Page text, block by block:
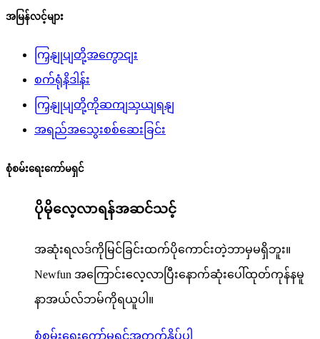
အမြန်လင့်များ
ကြှနျုပျတို့အကွောငျး
စက်ရုံနိဒါန်း
ကြှနျုပျတို့ကိုဆကျသှယျရနျ
အရည်အသွေးစစ်ဆေးခြင်း
စုံစမ်းရေးကော်မရှင်
ပိုမိုလေ့လာရန်အဆင်သင့်
အဆုံးရလဒ်ကိုမြင်ခြင်းထက်ပိုကောင်းတဲ့ဘာမှမရှိဘူး။
Newfun အကြောင်းလေ့လာပြီးနောက်ဆုံးပေါ်ထုတ်ကုန်နမူ
နာအယ်လ်ဘမ်ကိုရယူပါ။
စုံစမ်းရေးကော်မရှင်အတွက်နှိပ်ပါ